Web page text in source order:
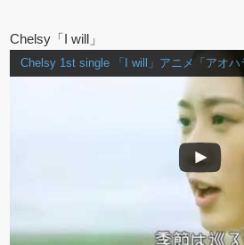
Chelsy「I will」